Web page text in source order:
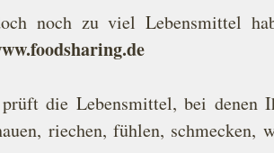
noch zu viel Lebensmittel
die Lebensmittel, bei denen
riechen, fühlen, schmecken,